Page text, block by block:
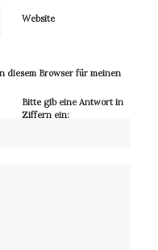
Website
diesem Browser für meinen
Bitte gib eine Antwort in
Ziffern ein: